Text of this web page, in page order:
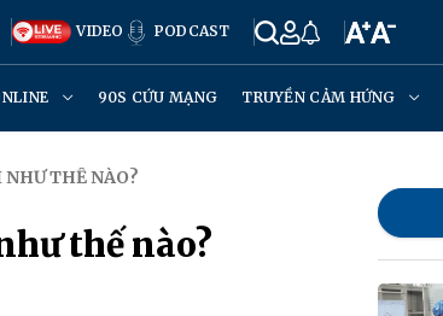
VIDEO PODCAST
90S CỨU MẠNG TRUYỀN CẢM HỨNG
NHƯ THẾ NÀO?
thế nào?